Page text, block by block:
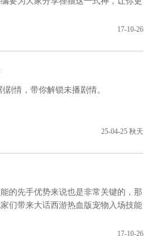
17-10-26
情，带你解锁未播剧情。
25-04-25 秋天
的先手优势来说也是非常关键的，那
们带来大话西游热血版宠物入场技能
17-10-26